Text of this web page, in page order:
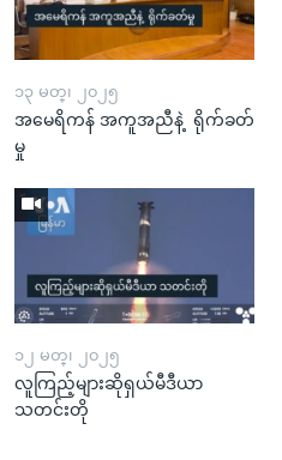
၁၃ မတ္၊ ၂၀၂၅
အမေရိကန် အကူအညီနဲ့ ရိုက်ခတ်
မှု
၁၂ မတ္၊ ၂၀၂၅
လူကြည့်များဆိုရှယ်မီဒီယာ
သတင်းတို